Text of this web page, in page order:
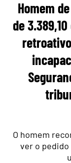
Homem
de
O homem
ver o